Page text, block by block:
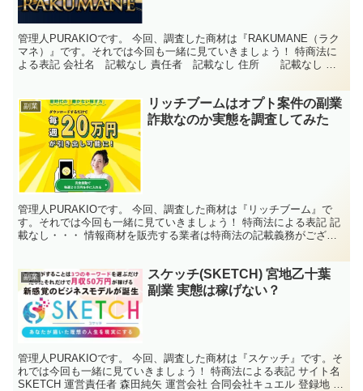
管理人PURAKIOです。 今回、調査した商材は『RAKUMANE（ラク
マネ）』です。それでは今回も一緒に見ていきましょう！ 特商法に
よる表記 会社名 記載なし 責任者 記載なし 住所 記載なし 電
副業
リッチブームはオプト案件の副業
詐欺なのか実態を調査してみた
管理人PURAKIOです。 今回、調査した商材は『リッチブーム』で
す。それでは今回も一緒に見ていきましょう！ 特商法による表記 記
載なし・・・ 情報商材を販売する業者は特商法の記載義務がござい
副業
スケッチ(SKETCH) 宮地乙十葉
副業 実態は稼げない？
管理人PURAKIOです。 今回、調査した商材は『スケッチ』です。そ
れでは今回も一緒に見ていきましょう！ 特商法による表記 サイト名
SKETCH 運営責任者 森田純矢 運営会社 合同会社キュエル 登録地 北